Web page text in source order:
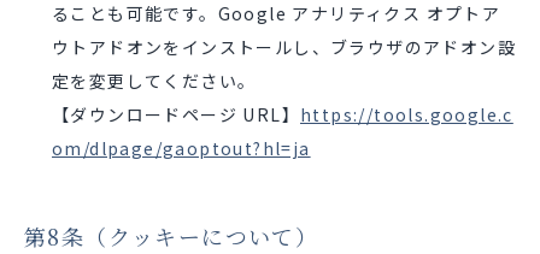
ることも可能です。Google アナリティクス オプトア
ウトアドオンをインストールし、ブラウザのアドオン設
定を変更してください。
【ダウンロードページ URL】 https://tools.google.c
om/dlpage/gaoptout?hl=ja
第8条（クッキーについて）